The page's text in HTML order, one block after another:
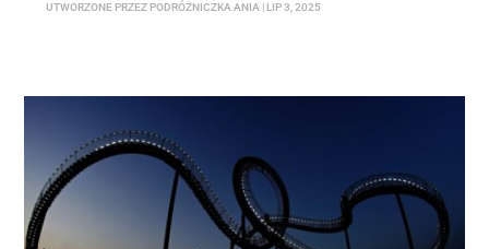
UTWORZONE PRZEZ PODRÓŻNICZKA ANIA | LIP 3, 2025